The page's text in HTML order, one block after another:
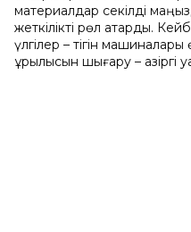
материалдар секілді
жеткілікті рөл атқарды.
үлгілер – тігін
құрылысын шығару – қазіргі